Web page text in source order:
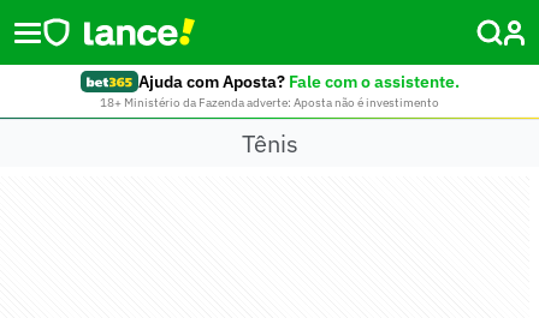
Ajuda com Aposta? Fale com o assistente.
18+ Ministério da Fazenda adverte: Aposta não é investimento
Tênis